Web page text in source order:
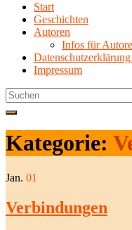
Start
Geschichten
Autoren
Infos für
Impressum
Search
for:
Kategorie:
Jan. 01
Verbindungen